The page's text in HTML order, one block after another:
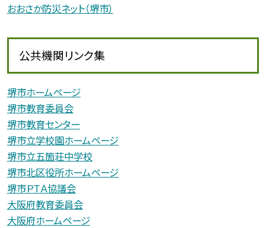
おおさか防災ネット（堺市）
公共機関リンク集
堺市ホームページ
堺市教育委員会
堺市教育センター
堺市立学校園ホームページ
堺市立五箇荘中学校
堺市北区役所ホームページ
堺市ＰＴＡ協議会
大阪府教育委員会
大阪府ホームページ